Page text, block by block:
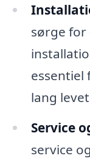
sørge for
essentiel
lang
Service
service